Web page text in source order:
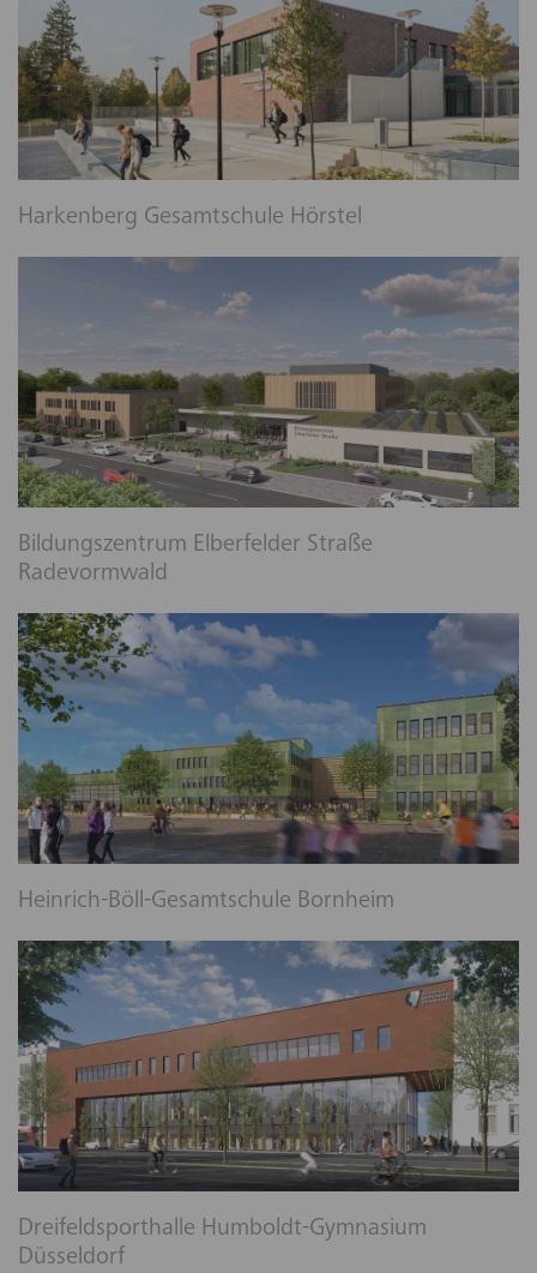
Harkenberg Gesamtschule Hörstel
Bildungszentrum Elberfelder Straße
Radevormwald
Heinrich-Böll-Gesamtschule Bornheim
Dreifeldsporthalle Humboldt-Gymnasium
Düsseldorf